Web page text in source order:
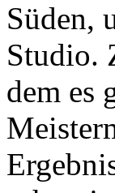
Süden,
Studio.
dem es